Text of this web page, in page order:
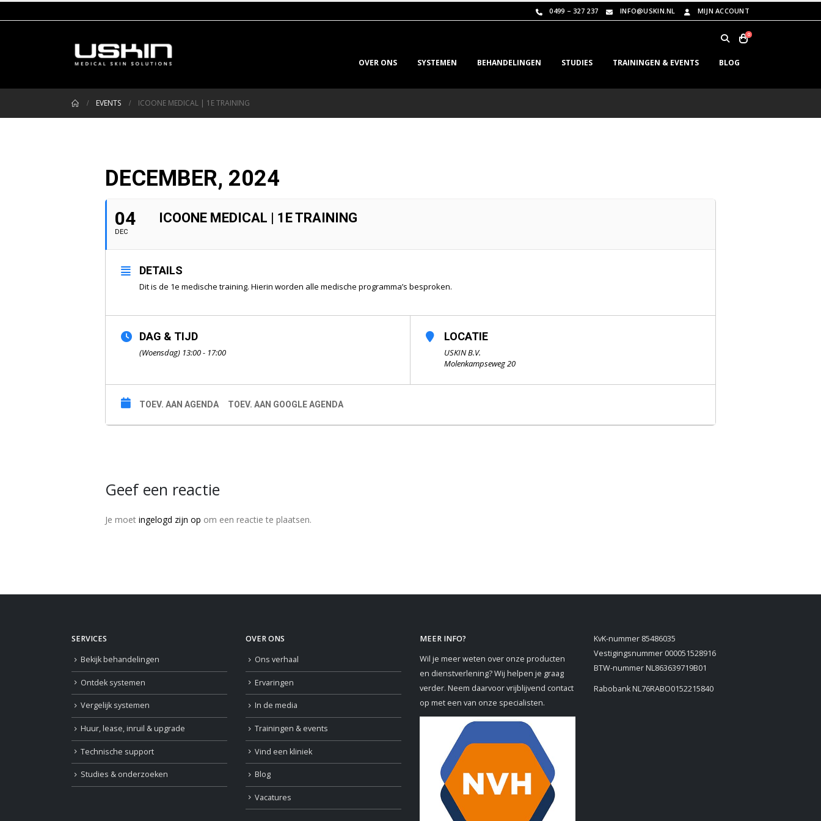
0499 – 327 237 INFO@USKIN.NL MIJN ACCOUNT
0
OVER ONS SYSTEMEN BEHANDELINGEN STUDIES TRAININGEN & EVENTS BLOG
EVENTS ICOONE MEDICAL | 1E TRAINING
DECEMBER, 2024
04
DEC
ICOONE MEDICAL | 1E TRAINING
DETAILS
Dit is de 1e medische training. Hierin worden alle medische programma’s besproken.
DAG & TIJD
(Woensdag) 13:00 - 17:00
LOCATIE
USKIN B.V.
Molenkampseweg 20
TOEV. AAN AGENDA TOEV. AAN GOOGLE AGENDA
Geef een reactie
Je moet ingelogd zijn op om een reactie te plaatsen.
SERVICES
Bekijk behandelingen
Ontdek systemen
Vergelijk systemen
Huur, lease, inruil & upgrade
Technische support
Studies & onderzoeken
OVER ONS
Ons verhaal
Ervaringen
In de media
Trainingen & events
Vind een kliniek
Blog
Vacatures
MEER INFO?
Wil je meer weten over onze producten
en dienstverlening? Wij helpen je graag
verder. Neem daarvoor vrijblijvend contact
op met een van onze specialisten.
KvK-nummer 85486035
Vestigingsnummer 000051528916
BTW-nummer NL863639719B01
Rabobank NL76RABO0152215840